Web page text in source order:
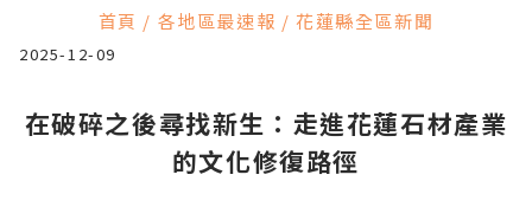
首頁 / 各地區最速報 / 花蓮縣全區新聞
2025-12-09
在破碎之後尋找新生：走進花蓮石材產業
的文化修復路徑